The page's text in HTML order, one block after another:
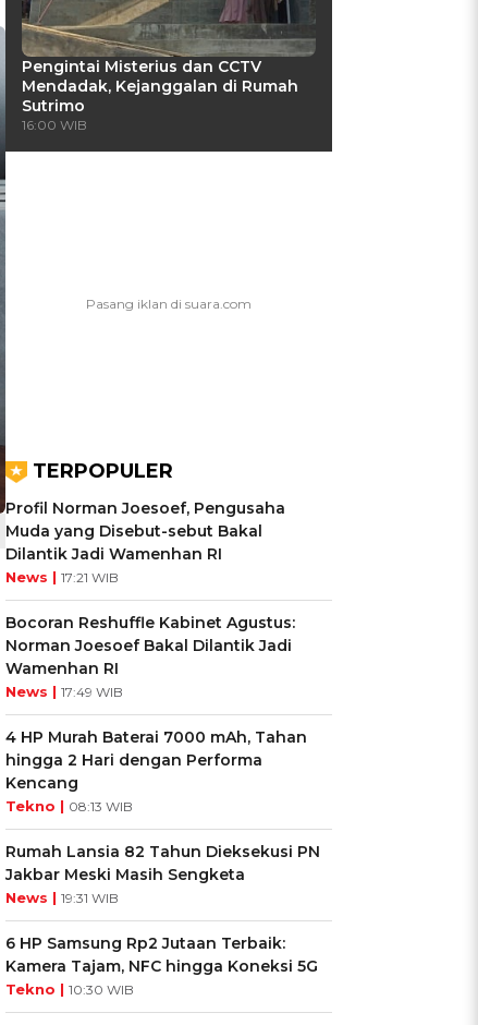
Pengintai Misterius dan CCTV
Mendadak, Kejanggalan di Rumah
Sutrimo
16:00 WIB
TERPOPULER
Profil Norman Joesoef, Pengusaha
Muda yang Disebut-sebut Bakal
Dilantik Jadi Wamenhan RI
News | 17:21 WIB
Bocoran Reshuffle Kabinet Agustus:
Norman Joesoef Bakal Dilantik Jadi
Wamenhan RI
News | 17:49 WIB
4 HP Murah Baterai 7000 mAh, Tahan
hingga 2 Hari dengan Performa
Kencang
Tekno | 08:13 WIB
Rumah Lansia 82 Tahun Dieksekusi PN
Jakbar Meski Masih Sengketa
News | 19:31 WIB
6 HP Samsung Rp2 Jutaan Terbaik:
Kamera Tajam, NFC hingga Koneksi 5G
Tekno | 10:30 WIB